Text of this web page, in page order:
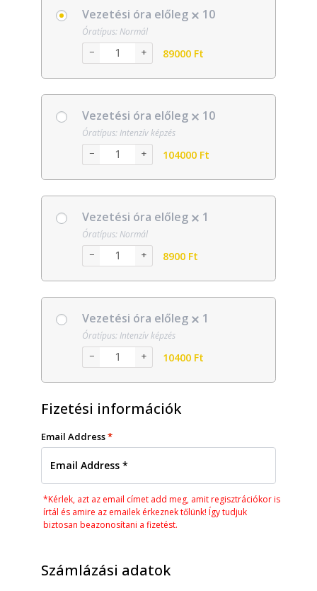
Vezetési óra előleg 10
Óratípus: Normál
− + 89000 Ft
Vezetési óra előleg 10
Óratípus: Intenzív képzés
− + 104000 Ft
Vezetési óra előleg 1
Óratípus: Normál
− + 8900 Ft
Vezetési óra előleg 1
Óratípus: Intenzív képzés
− + 10400 Ft
Fizetési információk
Email Address*
*Kérlek, azt az email címet add meg, amit regisztrációkor is
írtál és amire az emailek érkeznek tőlünk! Így tudjuk
biztosan beazonosítani a fizetést.
Számlázási adatok